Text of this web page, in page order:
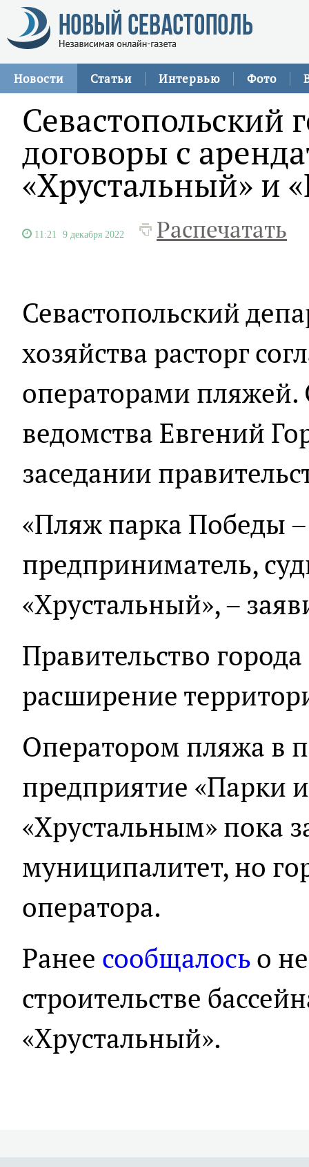
Новости Статьи Интервью Фото
Севастопольский
договоры с
«Хрустальный» и
11:21 9 декабря 2022 Распечатать
Севастопольский
хозяйства расторг
операторами пляжей.
ведомства Евгений
заседании
«Пляж парка Победы
предприниматель,
«Хрустальный», –
Правительство
расширение
Оператором пляжа в
предприятие «Парки
«Хрустальным» пока
муниципалитет, но
оператора.
Ранее сообщалосьо
строительстве
«Хрустальный».